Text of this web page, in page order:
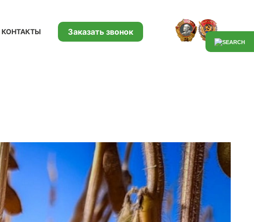
КОНТАКТЫ Заказать звонок